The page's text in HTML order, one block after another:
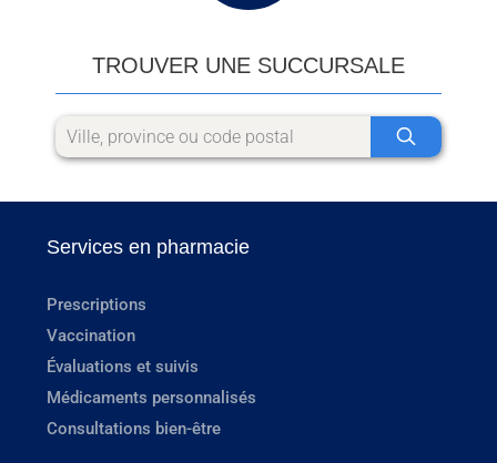
TROUVER UNE SUCCURSALE
Services en pharmacie
Prescriptions
Vaccination
Évaluations et suivis
Médicaments personnalisés
Consultations bien-être